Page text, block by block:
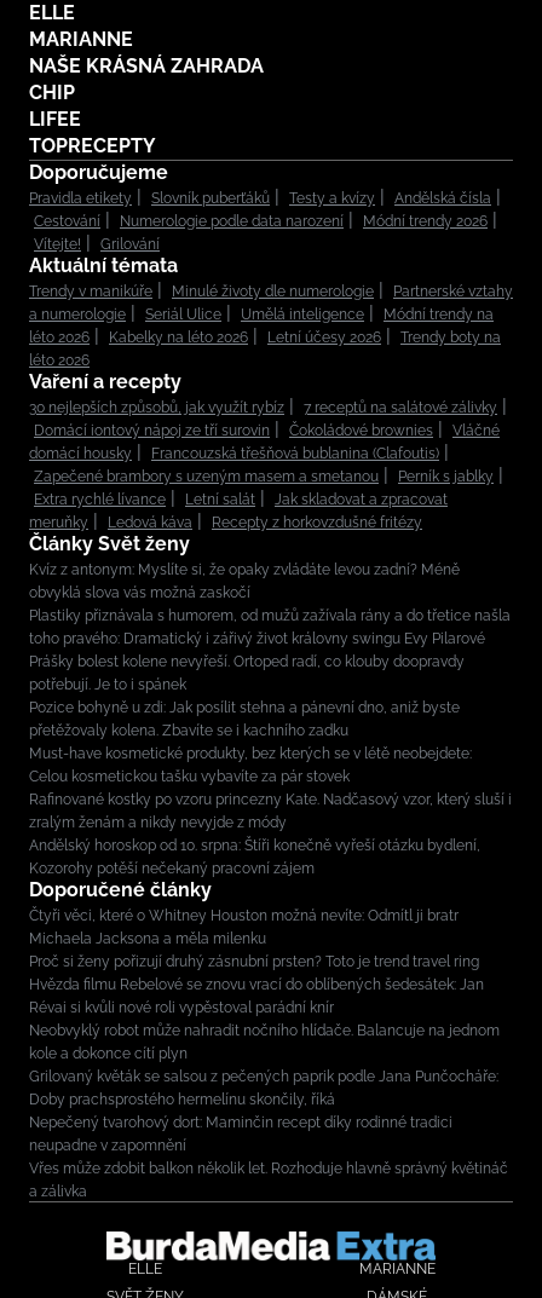
ELLE
MARIANNE
NAŠE KRÁSNÁ ZAHRADA
CHIP
LIFEE
TOPRECEPTY
Doporučujeme
Pravidla etikety Slovník puberťáků Testy a kvízy
Andělská čísla
Cestování
Numerologie podle data narození
Módní trendy 2026
Vítejte!
Grilování
Aktuální témata
Trendy v manikúře Minulé životy dle numerologie
Partnerské vztahy
a numerologie
Seriál Ulice Umělá inteligence
Módní trendy na
léto 2026
Kabelky na léto 2026 Letní účesy 2026
Trendy boty na
léto 2026
Vaření a recepty
30 nejlepších způsobů, jak využít rybíz
7 receptů na salátové zálivky
Domácí iontový nápoj ze tří surovin
Čokoládové brownies
Vláčné
domácí housky
Francouzská třešňová bublanina (Clafoutis)
Zapečené brambory s uzeným masem a smetanou
Perník s jablky
Extra rychlé lívance
Letní salát
Jak skladovat a zpracovat
meruňky
Ledová káva Recepty z horkovzdušné fritézy
Články Svět ženy
Kvíz z antonym: Myslíte si, že opaky zvládáte levou zadní? Méně
obvyklá slova vás možná zaskočí
Plastiky přiznávala s humorem, od mužů zažívala rány a do třetice našla
toho pravého: Dramatický i zářivý život královny swingu Evy Pilarové
Prášky bolest kolene nevyřeší. Ortoped radí, co klouby doopravdy
potřebují. Je to i spánek
Pozice bohyně u zdi: Jak posílit stehna a pánevní dno, aniž byste
přetěžovaly kolena. Zbavíte se i kachního zadku
Must-have kosmetické produkty, bez kterých se v létě neobejdete:
Celou kosmetickou tašku vybavíte za pár stovek
Rafinované kostky po vzoru princezny Kate. Nadčasový vzor, který sluší i
zralým ženám a nikdy nevyjde z módy
Andělský horoskop od 10. srpna: Štíři konečně vyřeší otázku bydlení,
Kozorohy potěší nečekaný pracovní zájem
Doporučené články
Čtyři věci, které o Whitney Houston možná nevíte: Odmítl ji bratr
Michaela Jacksona a měla milenku
Proč si ženy pořizují druhý zásnubní prsten? Toto je trend travel ring
Hvězda filmu Rebelové se znovu vrací do oblíbených šedesátek: Jan
Révai si kvůli nové roli vypěstoval parádní knír
Neobvyklý robot může nahradit nočního hlídače. Balancuje na jednom
kole a dokonce cítí plyn
Grilovaný květák se salsou z pečených paprik podle Jana Punčocháře:
Doby prachsprostého hermelínu skončily, říká
Nepečený tvarohový dort: Maminčin recept díky rodinné tradici
neupadne v zapomnění
Vřes může zdobit balkon několik let. Rozhoduje hlavně správný květináč
a zálivka
ELLE
MARIANNE